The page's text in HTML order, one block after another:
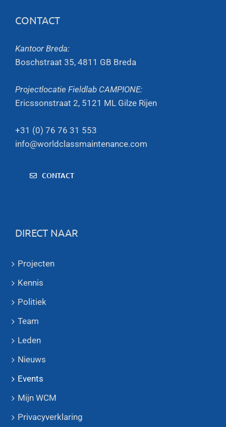
CONTACT
Kantoor Breda:
Boschstraat 35, 4811 GB Breda
Projectlocatie Fieldlab CAMPIONE:
Ericssonstraat 2, 5121 ML Gilze Rijen
+31 (0) 76 76 31 553
info@worldclassmaintenance.com
CONTACT
DIRECT NAAR
Projecten
Kennis
Politiek
Team
Leden
Nieuws
Events
Mijn WCM
Privacyverklaring